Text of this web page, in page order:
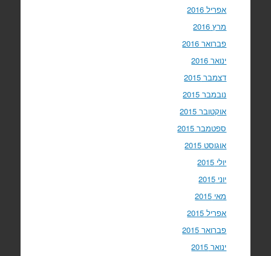
אפריל 2016
מרץ 2016
פברואר 2016
ינואר 2016
דצמבר 2015
נובמבר 2015
אוקטובר 2015
ספטמבר 2015
אוגוסט 2015
יולי 2015
יוני 2015
מאי 2015
אפריל 2015
פברואר 2015
ינואר 2015